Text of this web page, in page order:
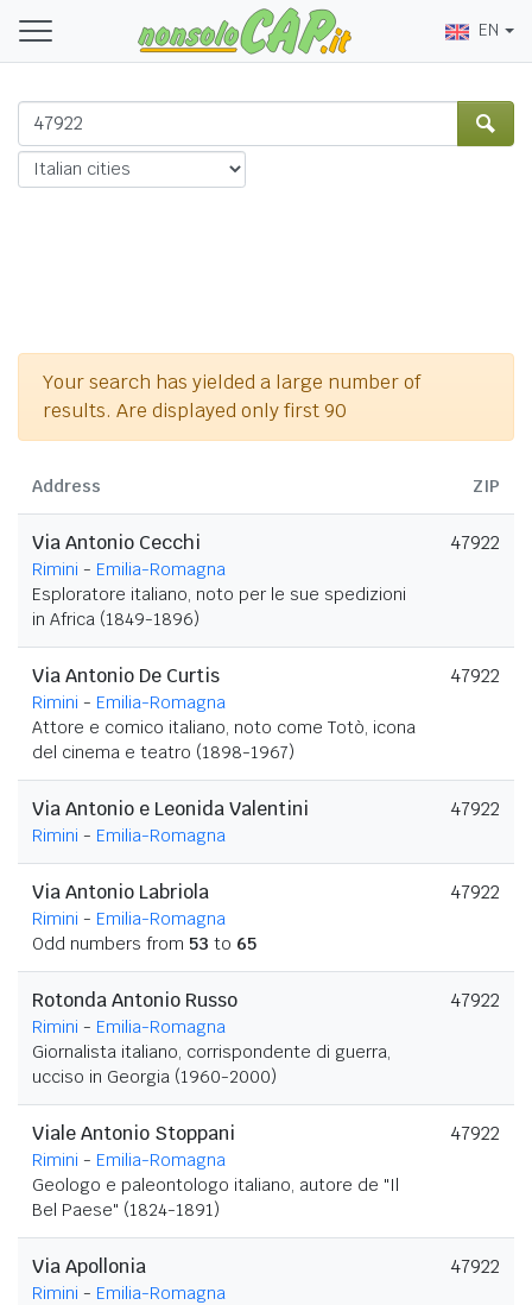
EN
Your search has yielded a large number of
results. Are displayed only first 90
Address ZIP
Via Antonio Cecchi
Rimini - Emilia-Romagna
Esploratore italiano, noto per le sue spedizioni
in Africa (1849-1896)
47922
Via Antonio De Curtis
Rimini - Emilia-Romagna
Attore e comico italiano, noto come Totò, icona
del cinema e teatro (1898-1967)
47922
Via Antonio e Leonida Valentini
Rimini - Emilia-Romagna
47922
Via Antonio Labriola
Rimini - Emilia-Romagna
Odd numbers from 53 to 65
47922
Rotonda Antonio Russo
Rimini - Emilia-Romagna
Giornalista italiano, corrispondente di guerra,
ucciso in Georgia (1960-2000)
47922
Viale Antonio Stoppani
Rimini - Emilia-Romagna
Geologo e paleontologo italiano, autore de "Il
Bel Paese" (1824-1891)
47922
Via Apollonia
Rimini - Emilia-Romagna
47922